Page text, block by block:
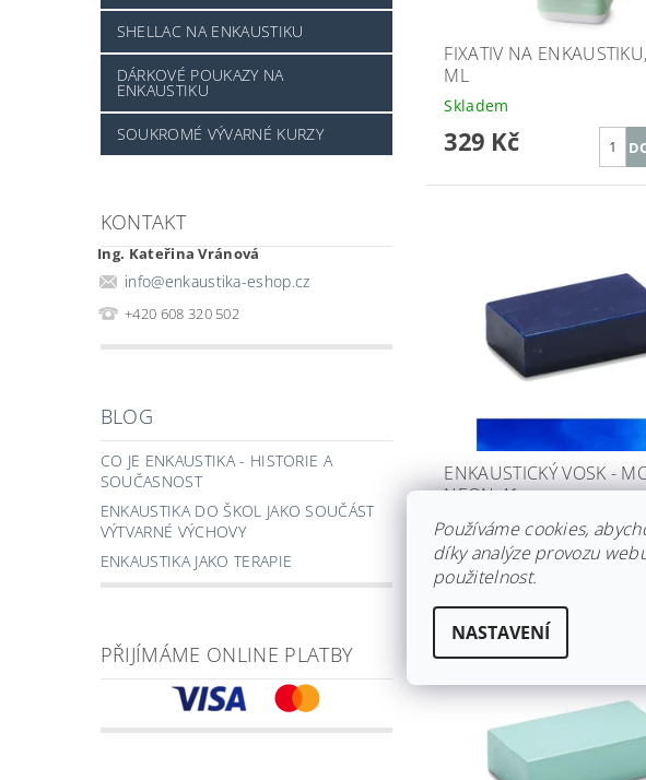
SHELLAC NA ENKAUSTIKU
DÁRKOVÉ POUKAZY NA
ENKAUSTIKU
SOUKROMÉ VÝVARNÉ KURZY
KONTAKT
Ing. Kateřina Vránová
info@enkaustika-eshop.cz
+420 608 320 502
BLOG
CO JE ENKAUSTIKA - HISTORIE A
SOUČASNOST
ENKAUSTIKA DO ŠKOL JAKO SOUČÁST
VÝTVARNÉ VÝCHOVY
ENKAUSTIKA JAKO TERAPIE
PŘIJÍMÁME ONLINE PLATBY
FIXATIV NA
ML
Skladem
329 Kč
ENKAUSTICKÝ VOSK -
NEON 41
Skladem
39 Kč
Používáme cookies,
díky analýze provozu
použitelnost.
NASTAVENÍ